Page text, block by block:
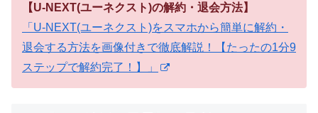
【U-NEXT(ユーネクスト)の解約・退会方法】
「U-NEXT(ユーネクスト)をスマホから簡単に解約・
退会する方法を画像付きで徹底解説！【たったの1分9
ステップで解約完了！】」